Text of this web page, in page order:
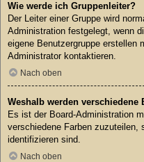
Wie werde ich Gruppenleiter?
Der Leiter einer Gruppe wird
Administration festgelegt, wenn
eigene Benutzergruppe erstellen
Administrator kontaktieren.
Nach oben
Weshalb werden
Es ist der Board-Administration
verschiedene Farben zuzuteilen,
identifizieren sind.
Nach oben